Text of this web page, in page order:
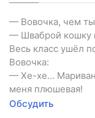
— Вовочка, чем ты
— Шваброй кошку
Весь класс ушёл
Вовочка:
— Хе-хе…
меня плюшевая!
Обсудить